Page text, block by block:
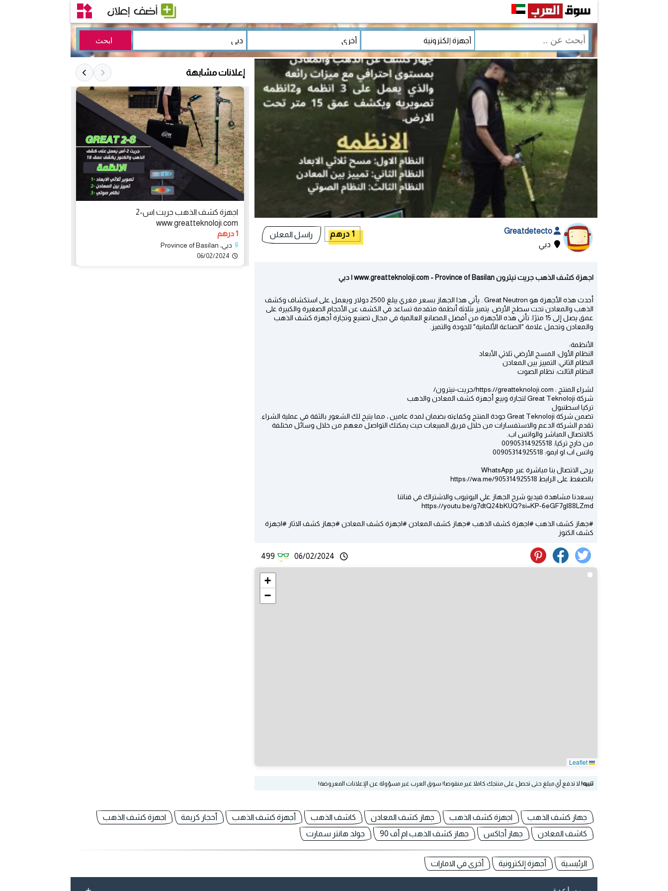
دبي
1 درهم راسل المعلن
اجهزة كشف الذهب جريت نيترون www.greatteknoloji.com - Province of Basilan | دبي
أحدث هذه الأجهزة هو Great Neutron . يأتي هذا الجهاز بسعر مغري يبلغ 2500 دولار ويعمل على استكشاف وكشف
الذهب والمعادن تحت سطح الأرض. يتميز بثلاثة أنظمة متقدمة تساعد في الكشف عن الأحجام الصغيرة والكبيرة على
عمق يصل إلى 15 مترًا. تأتي هذه الأجهزة من أفضل المصانع العالمية في مجال تصنيع وتجارة أجهزة كشف الذهب
والمعادن وتحمل علامة "الصناعة الألمانية" للجودة والتميز.
الأنظمة:
النظام الأول: المسح الأرضي ثلاثي الأبعاد
النظام الثاني: التمييز بين المعادن
النظام الثالث: نظام الصوت
لشراء المنتج : https://greatteknoloji.com/جريت-نيترون/
شركة Great Teknoloji لتجارة وبيع أجهزة كشف المعادن والذهب
تركيا اسطنبول
تضمن شركة Great Teknoloji جودة المنتج وكفاءته بضمان لمدة عامين ، مما يتيح لك الشعور بالثقة في عملية الشراء.
تقدم الشركة الدعم والاستفسارات من خلال فريق المبيعات حيث يمكنك التواصل معهم من خلال وسائل مختلفة
كالاتصال المباشر والواتس اب.
من خارج تركيا: 00905314925518
واتس اب او ايمو: 00905314925518
يرجى الاتصال بنا مباشرة عبر WhatsApp
بالضغط على الرابط https://wa.me/905314925518
يسعدنا مشاهدة فيديو شرح الجهاز علي اليوتيوب والاشتراك في قناتنا
https://youtu.be/g7dtQ24bKUQ?si=KP-6eGF7gl88LZmd
#جهاز كشف الذهب #اجهزة كشف الذهب #جهاز كشف المعادن #اجهزة كشف المعادن #جهاز كشف الاثار #اجهزة
كشف الكنوز
06/02/2024
499
+
−
تنبيه! لا تدفع أي مبلغ حتى تحصل على منتجك كاملا غير منقوصا! سوق العرب غير مسؤولة عن الإعلانات المعروضة!
إعلانات مشابهة
اجهزة كشف الذهب جريت اس-2
www.greatteknoloji.com
1 درهم
دبي، Province of Basilan
06/02/2024
جهاز كشف الذهب اجهزة كشف الذهب جهاز كشف المعادن كاشف الذهب أجهزة كشف الذهب أحجار كريمة
اجهزة كشف الذهب
كاشف المعادن
جهاز أجاكس جهاز كشف الذهب ام أف 90 جولد هانتر سمارت
الرئيسية أجهزة إلكترونية أخرى في الامارات